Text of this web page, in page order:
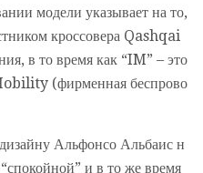
модели указывает на то,
кроссовера Qashqai
в то время как “IM” – это
(фирменная беспрово
Альфонсо Альбаис н
и в то же время